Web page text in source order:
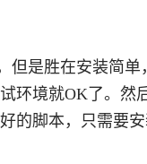
但是胜在安装简
环境就OK了。然
的脚本，只需要